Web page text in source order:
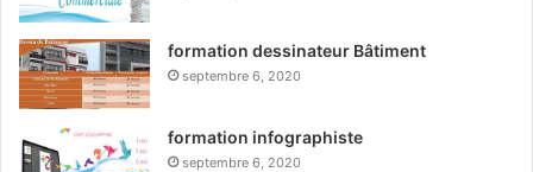
formation dessinateur Bâtiment
septembre 6, 2020
formation infographiste
septembre 6, 2020